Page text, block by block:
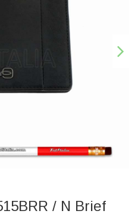
/ N Brief